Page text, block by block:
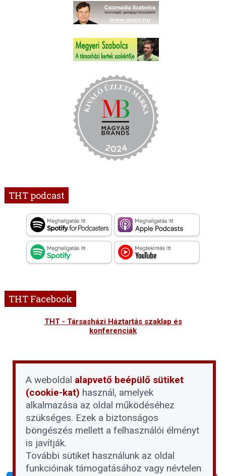
THT podcast
THT Facebook
THT - Társasházi Háztartás szaklap és
konferenciák
A weboldal alapvető beépülő sütiket
(cookie-kat) használ, amelyek
alkalmazása az oldal működéséhez
szükséges. Ezek a biztonságos
böngészés mellett a felhasználói élményt
is javítják.
További sütiket használunk az oldal
funkcióinak támogatásához vagy névtelen